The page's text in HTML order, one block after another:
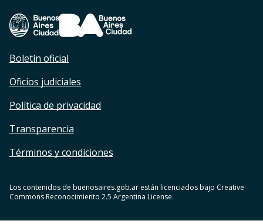
Footer Legales
Boletín oficial
Oficios judiciales
Política de privacidad
Transparencia
Términos y condiciones
Los contenidos de buenosaires.gob.ar están licenciados bajo Creative
Commons Reconocimiento 2.5 Argentina License.